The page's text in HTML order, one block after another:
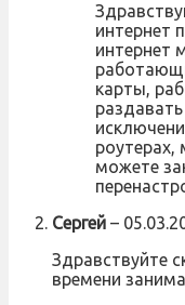
интернет
интернет
карты,
можете
Сергей –
Здравствуйте
времени